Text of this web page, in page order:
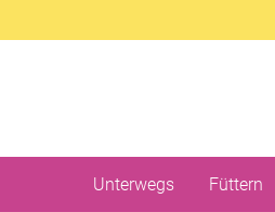
Unterwegs Füttern